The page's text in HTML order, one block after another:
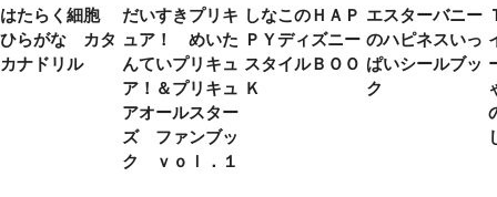
はたらく細胞
ひらがな カタ
カナドリル
だいすきプリキ
ュア！ めいた
んていプリキュ
ア！＆プリキュ
アオールスター
ズ ファンブッ
ク ｖｏｌ．１
しなこのＨＡＰ
ＰＹディズニー
スタイルＢＯＯ
Ｋ
エスターバニー
のハピネスいっ
ぱいシールブッ
ク